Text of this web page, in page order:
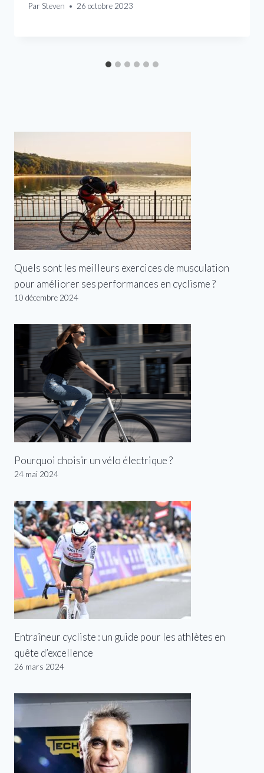
Par Steven 26 octobre 2023
Quels sont les meilleurs exercices de musculation
pour améliorer ses performances en cyclisme ?
10 décembre 2024
Pourquoi choisir un vélo électrique ?
24 mai 2024
Entraîneur cycliste : un guide pour les athlètes en
quête d’excellence
26 mars 2024